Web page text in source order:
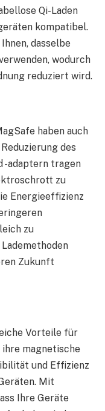
Qi-Laden
kompatibel.
dasselbe
wodurch
reduziert wird.
haben auch
des
-adaptern tragen
zu
Energieeffizienz
zu
Zukunft
Vorteile für
magnetische
und Effizienz
Mit
Ihre Geräte